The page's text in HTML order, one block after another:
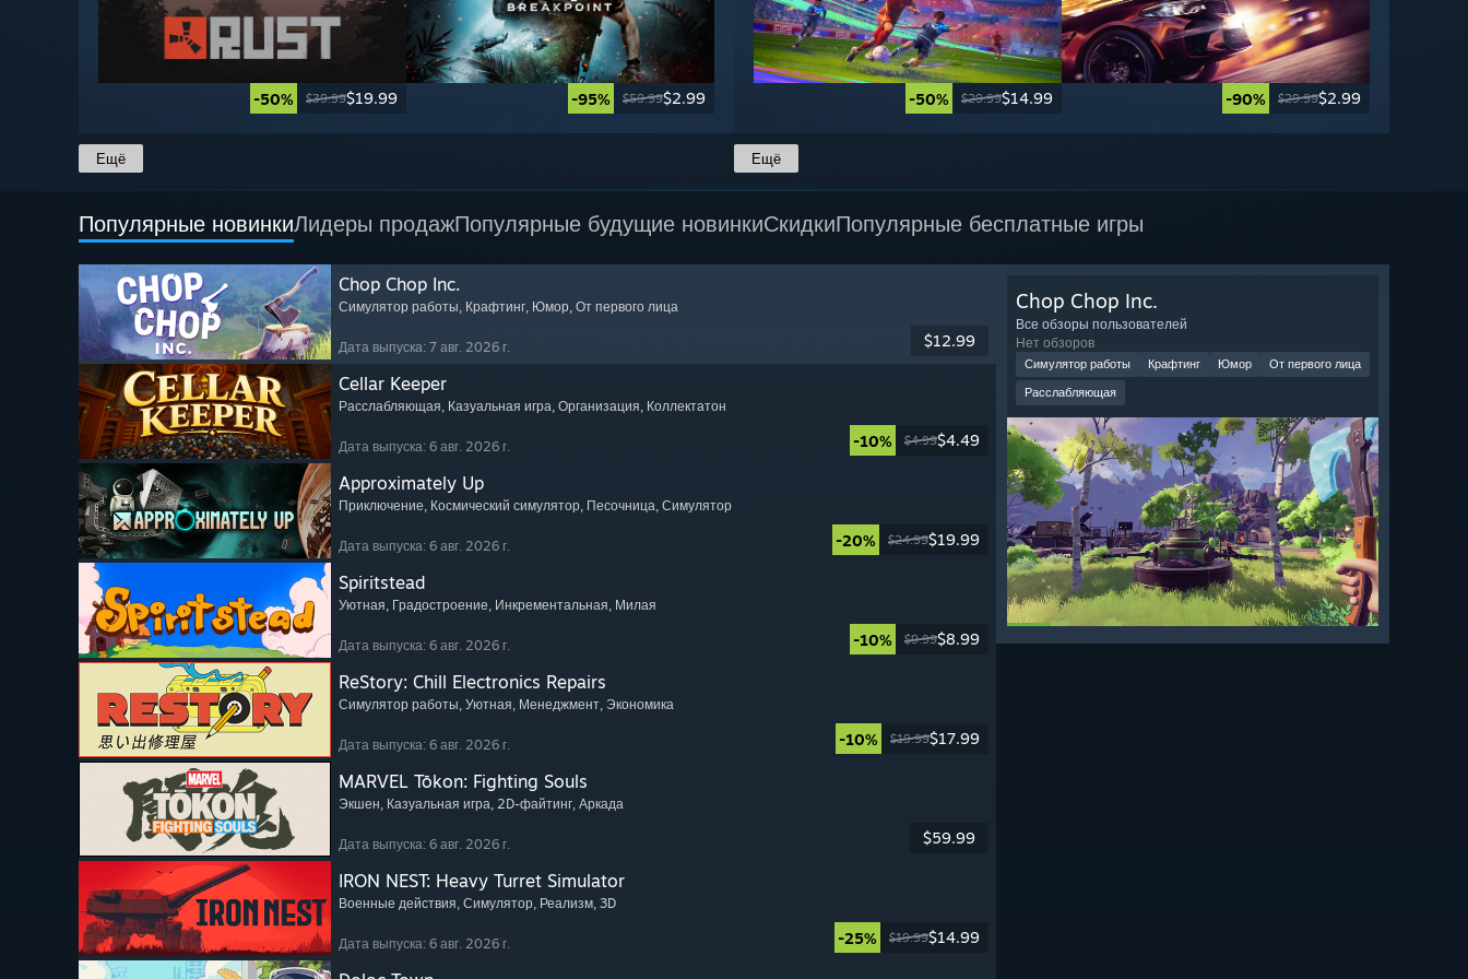
-50% $39.99$19.99 -95% $59.99$2.99
Ещё
-50% $29.99$14.99 -90% $29.99$2.99
Ещё
Популярные новинкиЛидеры продажПопулярные будущие новинкиСкидкиПопулярные бесплатные игры
Chop Chop Inc.
Симулятор работы, Крафтинг, Юмор, От первого лица
Дата выпуска: 7 авг. 2026 г. $12.99
Cellar Keeper
Расслабляющая, Казуальная игра, Организация, Коллектатон
Дата выпуска: 6 авг. 2026 г. -10% $4.99$4.49
Approximately Up
Приключение, Космический симулятор, Песочница, Симулятор
Дата выпуска: 6 авг. 2026 г. -20% $24.99$19.99
Spiritstead
Уютная, Градостроение, Инкрементальная, Милая
Дата выпуска: 6 авг. 2026 г. -10% $9.99$8.99
ReStory: Chill Electronics Repairs
Симулятор работы, Уютная, Менеджмент, Экономика
Дата выпуска: 6 авг. 2026 г. -10% $19.99$17.99
MARVEL Tōkon: Fighting Souls
Экшен, Казуальная игра, 2D-файтинг, Аркада
Дата выпуска: 6 авг. 2026 г. $59.99
IRON NEST: Heavy Turret Simulator
Военные действия, Симулятор, Реализм, 3D
Дата выпуска: 6 авг. 2026 г. -25% $19.99$14.99
Chop Chop Inc.
Все обзоры пользователей
Нет обзоров
Симулятор работы Крафтинг Юмор
От первого лица
Расслабляющая